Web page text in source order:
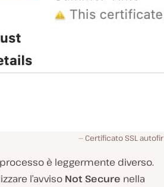
Certificato SSL
è leggermente diverso.
l’avviso Not Secure nella